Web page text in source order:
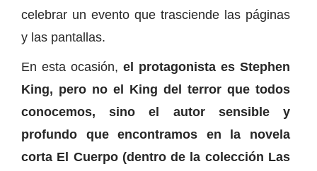
celebrar un evento que trasciende las páginas
y las pantallas.
En esta ocasión, el protagonista es Stephen
King, pero no el King del terror que todos
conocemos, sino el autor sensible y
profundo que encontramos en la novela
corta El Cuerpo (dentro de la colección Las